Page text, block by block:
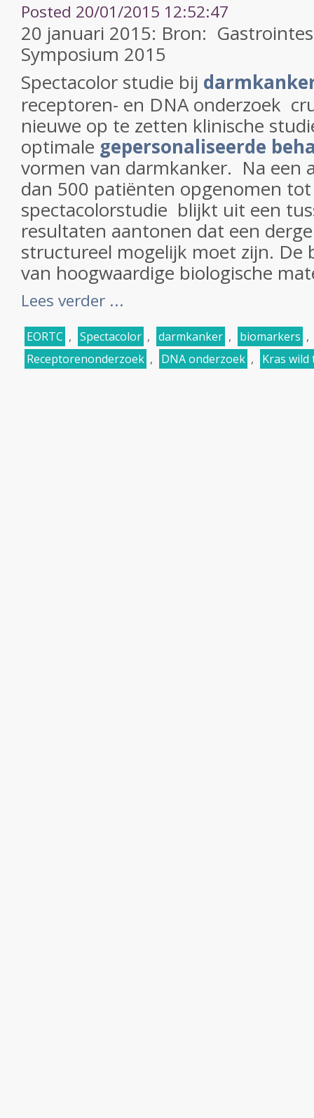
Posted 20/01/2015 12:52:47
20 januari 2015: Bron:
Symposium 2015
Spectacolor studie bij
receptoren- en DNA onderzoek
nieuwe op te zetten klinische
optimale gepersonaliseerde
vormen van darmkanker. Na een
dan 500 patiënten opgenomen
spectacolorstudie blijkt uit een
resultaten aantonen dat een
structureel mogelijk moet zijn. De
van hoogwaardige biologische
Lees verder ...
EORTC , Spectacolor , darmkanker , biomarkers ,
Receptorenonderzoek , DNA onderzoek , Kras wild